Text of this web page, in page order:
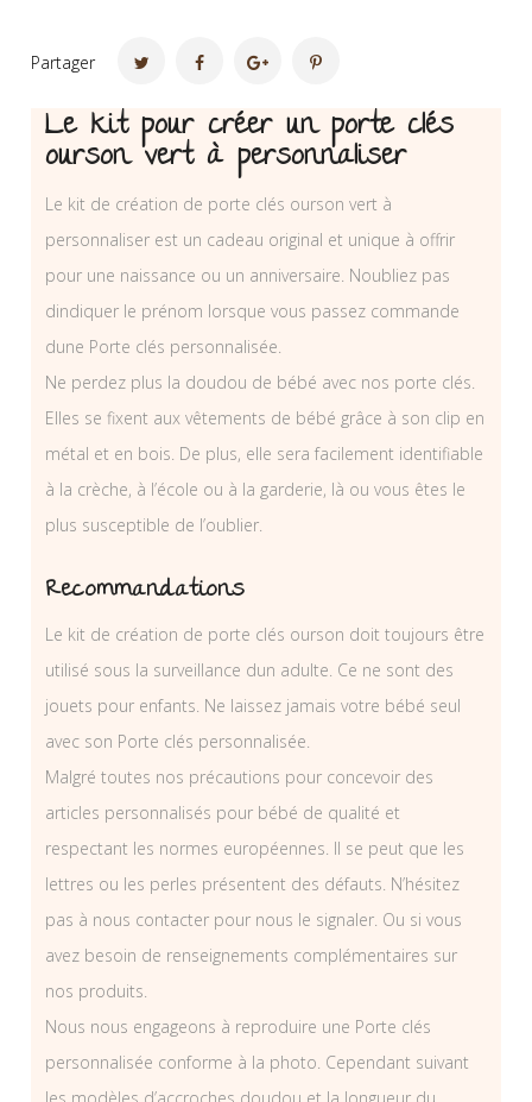
Partager
Le kit pour créer un porte clés
ourson vert à personnaliser
Le kit de création de porte clés ourson vert à
personnaliser est un cadeau original et unique à offrir
pour une naissance ou un anniversaire. Noubliez pas
dindiquer le prénom lorsque vous passez commande
dune Porte clés personnalisée.
Ne perdez plus la doudou de bébé avec nos porte clés.
Elles se fixent aux vêtements de bébé grâce à son clip en
métal et en bois. De plus, elle sera facilement identifiable
à la crèche, à l’école ou à la garderie, là ou vous êtes le
plus susceptible de l’oublier.
Recommandations
Le kit de création de porte clés ourson doit toujours être
utilisé sous la surveillance dun adulte. Ce ne sont des
jouets pour enfants. Ne laissez jamais votre bébé seul
avec son Porte clés personnalisée.
Malgré toutes nos précautions pour concevoir des
articles personnalisés pour bébé de qualité et
respectant les normes européennes. Il se peut que les
lettres ou les perles présentent des défauts. N’hésitez
pas à nous contacter pour nous le signaler. Ou si vous
avez besoin de renseignements complémentaires sur
nos produits.
Nous nous engageons à reproduire une Porte clés
personnalisée conforme à la photo. Cependant suivant